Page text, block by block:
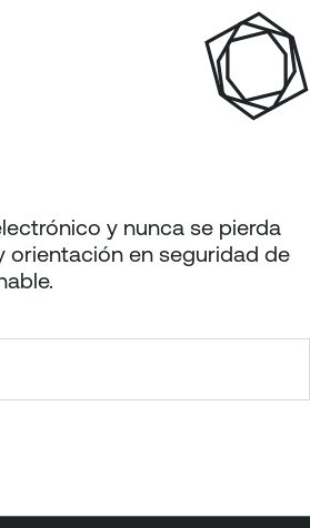
i
n
a
y nunca se pierda
orientación en seguridad de